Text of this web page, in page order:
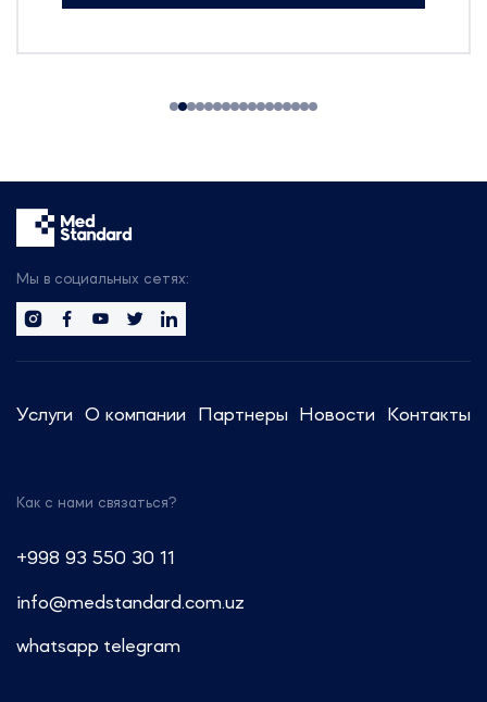
технологии для производства
50+ новых компаний
встречу с вами, чтобы обсудить
тренды отрасли.
информацию и провести
консультации по регуляторным
Звоните: +7 (499) 550-30-11 или
в Direct
Мы в социальных сетях:
Услуги О компании Партнеры Новости Контакты
Как с нами связаться?
+998 93 550 30 11
info@medstandard.com.uz
whatsapp telegram